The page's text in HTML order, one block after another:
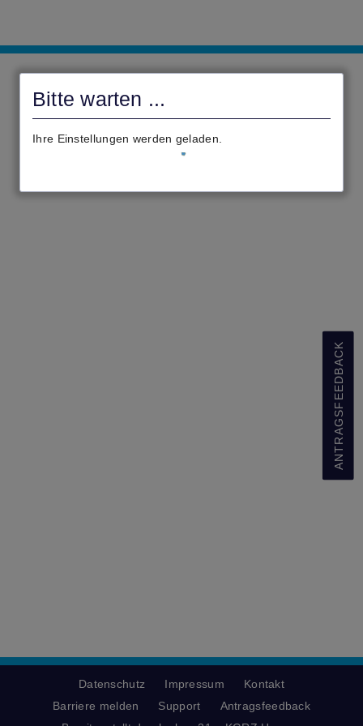
Bitte warten ...
Ihre Einstellungen werden geladen.
ANTRAGSFEEDBACK
Datenschutz Impressum
Kontakt
Barriere melden
Support
Antragsfeedback